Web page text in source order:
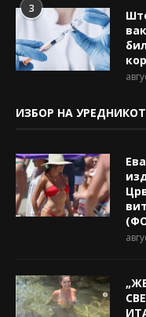
3
ИЗБОР НА УРЕДНИКОТ